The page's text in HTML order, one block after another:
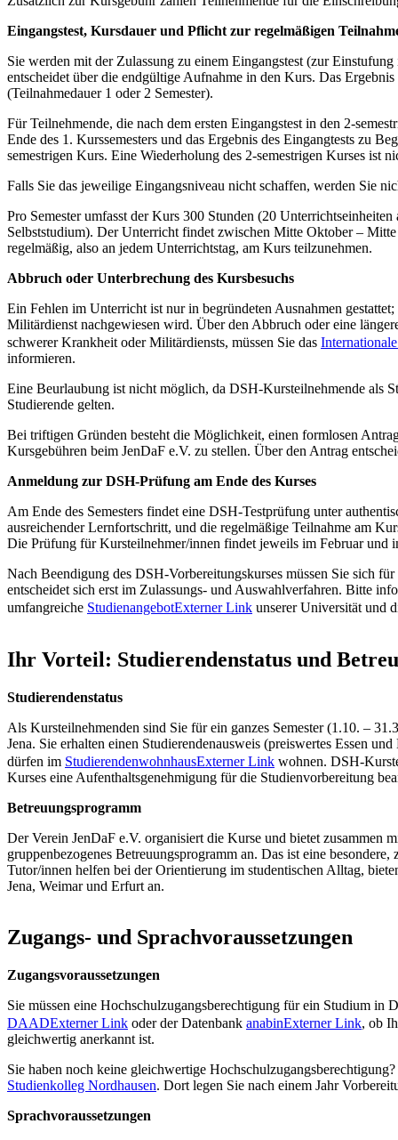
Eingangstest, Kursdauer und Pflicht zur regelmäßigen
Sie werden mit der Zulassung zu einem Eingangstest (zur
entscheidet über die endgültige Aufnahme in den Kurs. Das
(Teilnahmedauer 1 oder 2 Semester).
Für Teilnehmende, die nach dem ersten Eingangstest in den 2-
Ende des 1. Kurssemesters und das Ergebnis des Eingangtests zu
semestrigen Kurs. Eine Wiederholung des 2-semestrigen Kurses ist
Falls Sie das jeweilige Eingangsniveau nicht schaffen, werden Sie
Pro Semester umfasst der Kurs 300 Stunden (20
Selbststudium). Der Unterricht findet zwischen Mitte Oktober –
regelmäßig, also an jedem Unterrichtstag, am Kurs teilzunehmen.
Abbruch oder Unterbrechung des Kursbesuchs
Ein Fehlen im Unterricht ist nur in begründeten Ausnahmen
Militärdienst nachgewiesen wird. Über den Abbruch oder eine
schwerer Krankheit oder Militärdiensts, müssen Sie das
informieren.
Eine Beurlaubung ist nicht möglich, da DSH-Kursteilnehmende als
Studierende gelten.
Bei triftigen Gründen besteht die Möglichkeit, einen formlosen
Kursgebühren beim JenDaF e.V. zu stellen. Über den Antrag
Anmeldung zur DSH-Prüfung am Ende des Kurses
Am Ende des Semesters findet eine DSH-Testprüfung unter
ausreichender Lernfortschritt, und die regelmäßige Teilnahme am
Die Prüfung für Kursteilnehmer/innen findet jeweils im Februar und
Nach Beendigung des DSH-Vorbereitungskurses müssen Sie sich
entscheidet sich erst im Zulassungs- und Auswahlverfahren. Bitte
umfangreiche StudienangebotExterner Link unserer Universität und
Ihr Vorteil: Studierendenstatus und
Studierendenstatus
Als Kursteilnehmenden sind Sie für ein ganzes Semester (1.10. –
Jena. Sie erhalten einen Studierendenausweis (preiswertes Essen
dürfen im StudierendenwohnhausExterner Link wohnen. DSH-
Kurses eine Aufenthaltsgenehmigung für die Studienvorbereitung
Betreuungsprogramm
Der Verein JenDaF e.V. organisiert die Kurse und bietet zusammen
gruppenbezogenes Betreuungsprogramm an. Das ist eine
Tutor/innen helfen bei der Orientierung im studentischen Alltag,
Jena, Weimar und Erfurt an.
Zugangs- und Sprachvoraussetzungen
Zugangsvoraussetzungen
Sie müssen eine Hochschulzugangsberechtigung für ein Studium in
DAADExterner Link oder der Datenbank anabinExterner Link, ob
gleichwertig anerkannt ist.
Sie haben noch keine gleichwertige
Studienkolleg Nordhausen. Dort legen Sie nach einem Jahr
Sprachvoraussetzungen